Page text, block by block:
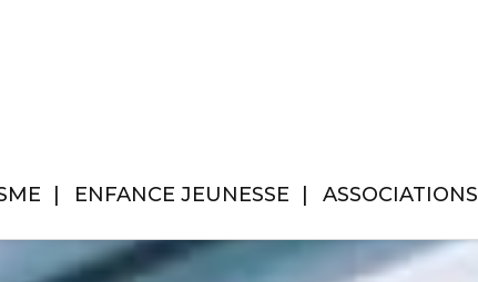
ENFANCE JEUNESSE ASSOCIATIONS